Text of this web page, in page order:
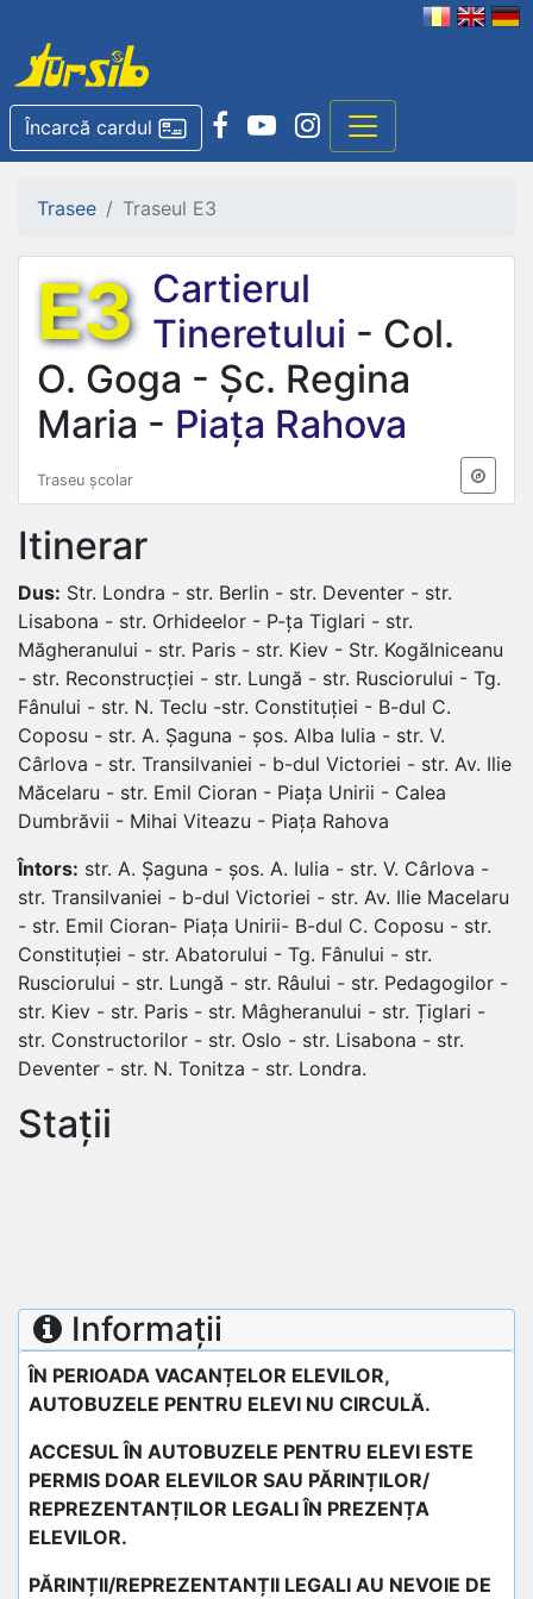
Încarcă cardul
Trasee Traseul E3
E3 Cartierul
Tineretului - Col.
O. Goga - Șc. Regina
Maria - Piața Rahova
Traseu școlar
Itinerar
Dus: Str. Londra - str. Berlin - str. Deventer - str.
Lisabona - str. Orhideelor - P-ța Tiglari - str.
Măgheranului - str. Paris - str. Kiev - Str. Kogălniceanu
- str. Reconstrucției - str. Lungă - str. Rusciorului - Tg.
Fânului - str. N. Teclu -str. Constituției - B-dul C.
Coposu - str. A. Șaguna - șos. Alba Iulia - str. V.
Cârlova - str. Transilvaniei - b-dul Victoriei - str. Av. Ilie
Măcelaru - str. Emil Cioran - Piața Unirii - Calea
Dumbrăvii - Mihai Viteazu - Piața Rahova
Întors: str. A. Șaguna - șos. A. Iulia - str. V. Cârlova -
str. Transilvaniei - b-dul Victoriei - str. Av. Ilie Macelaru
- str. Emil Cioran- Piața Unirii- B-dul C. Coposu - str.
Constituției - str. Abatorului - Tg. Fânului - str.
Rusciorului - str. Lungă - str. Râului - str. Pedagogilor -
str. Kiev - str. Paris - str. Mâgheranului - str. Țiglari -
str. Constructorilor - str. Oslo - str. Lisabona - str.
Deventer - str. N. Tonitza - str. Londra.
Stații
Informații
ÎN PERIOADA VACANȚELOR ELEVILOR,
AUTOBUZELE PENTRU ELEVI NU CIRCULĂ.
ACCESUL ÎN AUTOBUZELE PENTRU ELEVI ESTE
PERMIS DOAR ELEVILOR SAU PĂRINȚILOR/
REPREZENTANȚILOR LEGALI ÎN PREZENȚA
ELEVILOR.
PĂRINȚII/REPREZENTANȚII LEGALI AU NEVOIE DE